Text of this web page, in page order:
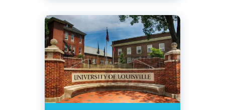
Английский
Луисвилл, Кентукки, США
Государственный